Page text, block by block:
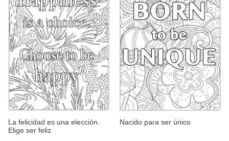
La felicidad es una elección.
Elige ser feliz
Nacido para ser único